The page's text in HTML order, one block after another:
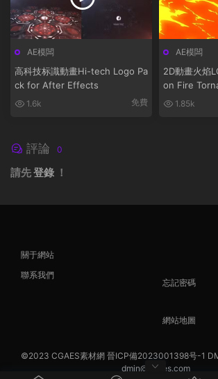
AE模闆
高科技标識動畫Hi-tech Logo Pa
ck for After Effects
1.6k 免費
AE模闆
2D動畫火焰
on Fire
[After
1.85k
評論 0
請先登錄 ！
關于網站
聯系我們
忘記密碼
網站地圖
©2023 CGAES素材網 晉ICP備2023001398号-1
dmin@cgaes.com